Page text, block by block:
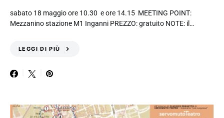
sabato 18 maggio ore 10.30 e ore 14.15 MEETING POINT:
Mezzanino stazione M1 Inganni PREZZO: gratuito NOTE: il…
LEGGI DI PIÙ